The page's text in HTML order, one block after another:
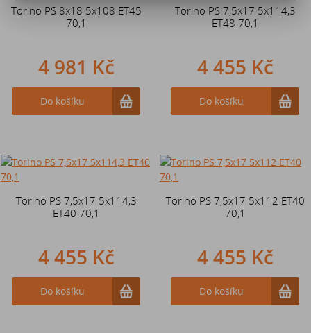
Torino PS 8x18 5x108 ET45
70,1
4 981 Kč
Do košíku
Torino PS 7,5x17 5x114,3
ET48 70,1
4 455 Kč
Do košíku
Torino PS 7,5x17 5x114,3
ET40 70,1
4 455 Kč
Do košíku
Torino PS 7,5x17 5x112 ET40
70,1
4 455 Kč
Do košíku